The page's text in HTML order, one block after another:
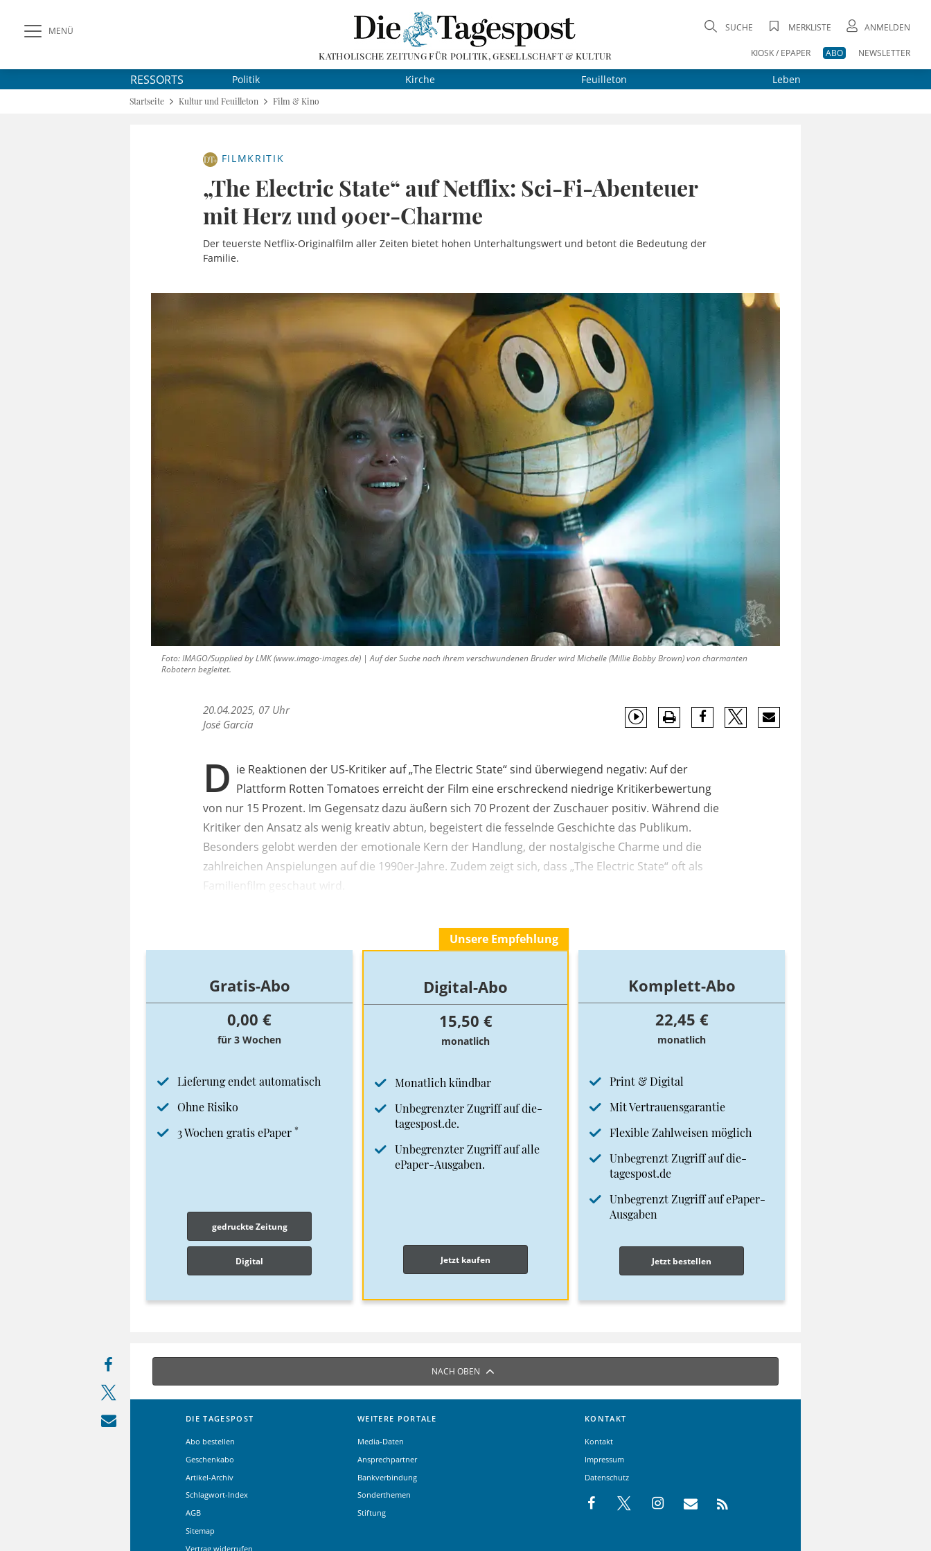
MENÜ
KATHOLISCHE ZEITUNG FÜR POLITIK, GESELLSCHAFT & KULTUR
SUCHE MERKLISTE ANMELDEN
KIOSK / EPAPER ABO NEWSLETTER
RESSORTS Politik Kirche Feuilleton Leben
Startseite Kultur und Feuilleton Film & Kino
FILMKRITIK
„The Electric State“ auf Netflix: Sci-Fi-Abenteuer
mit Herz und 90er-Charme
Der teuerste Netflix-Originalfilm aller Zeiten bietet hohen Unterhaltungswert und betont die Bedeutung der
Familie.
Foto: IMAGO/Supplied by LMK (www.imago-images.de) | Auf der Suche nach ihrem verschwundenen Bruder wird Michelle (Millie Bobby Brown) von charmanten
Robotern begleitet.
20.04.2025, 07 Uhr
José García
D ie Reaktionen der US-Kritiker auf „The Electric State“ sind überwiegend negativ: Auf der
Plattform Rotten Tomatoes erreicht der Film eine erschreckend niedrige Kritikerbewertung
von nur 15 Prozent. Im Gegensatz dazu äußern sich 70 Prozent der Zuschauer positiv. Während die
Kritiker den Ansatz als wenig kreativ abtun, begeistert die fesselnde Geschichte das Publikum.
Besonders gelobt werden der emotionale Kern der Handlung, der nostalgische Charme und die
zahlreichen Anspielungen auf die 1990er-Jahre. Zudem zeigt sich, dass „The Electric State“ oft als
Familienfilm geschaut wird.
Gratis-Abo
0,00 €
für 3 Wochen
Lieferung endet automatisch
Ohne Risiko
3 Wochen gratis ePaper *
gedruckte Zeitung
Digital
Unsere Empfehlung
Digital-Abo
15,50 €
monatlich
Monatlich kündbar
Unbegrenzter Zugriff auf die-
tagespost.de.
Unbegrenzter Zugriff auf alle
ePaper-Ausgaben.
Jetzt kaufen
Komplett-Abo
22,45 €
monatlich
Print & Digital
Mit Vertrauensgarantie
Flexible Zahlweisen möglich
Unbegrenzt Zugriff auf die-
tagespost.de
Unbegrenzt Zugriff auf ePaper-
Ausgaben
Jetzt bestellen
NACH OBEN
DIE TAGESPOST
Abo bestellen
Geschenkabo
Artikel-Archiv
Schlagwort-Index
AGB
Sitemap
Vertrag widerrufen
WEITERE PORTALE
Media-Daten
Ansprechpartner
Bankverbindung
Sonderthemen
Stiftung
KONTAKT
Kontakt
Impressum
Datenschutz